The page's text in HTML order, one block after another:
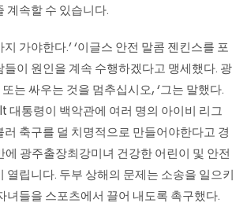
계속할 수 있습니다.
가야한다.’ ‘이글스 안전 말콤 젠킨스를 포
들이 원인을 계속 수행하겠다고 맹세했다. 광
는 싸우는 것을 멈추십시오, ‘그는 말했다.
대통령이 백악관에 여러 명의 아이비 리그
러 축구를 덜 치명적으로 만들어야한다고 경
에 광주출장최강미녀 건강한 어린이 및 안전
열립니다. 두부 상해의 문제는 소송을 일으키
녀들을 스포츠에서 끌어 내도록 촉구했다.